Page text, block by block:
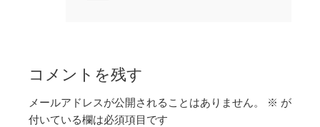
コメントを残す
メールアドレスが公開されることはありません。 ※ が
付いている欄は必須項目です